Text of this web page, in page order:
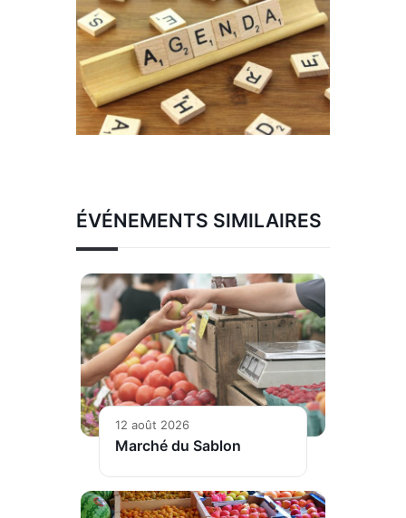
ÉVÉNEMENTS SIMILAIRES
12 août 2026
Marché du Sablon